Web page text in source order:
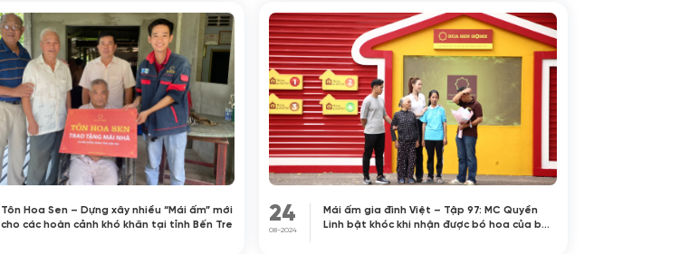
Tôn Hoa Sen – Dựng xây nhiều “Mái ấm” mới
cho các hoàn cảnh khó khăn tại tỉnh Bến Tre
24
08-2024
Mái ấm gia đình Việt – Tập 97: MC Quyền
Linh bật khóc khi nhận được bó hoa của bé